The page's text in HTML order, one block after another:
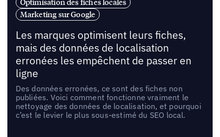
Optimisation des fiches locales
Marketing sur Google
Les marques optimisent leurs fiches,
mais des données de localisation
erronées les empêchent de passer en
ligne
Des données erronées, ce sont des fiches non
publiées. Voici comment fonctionne vraiment le
nettoyage des données de localisation, et pourquoi
c’est le levier le plus sous-estimé du SEO local.